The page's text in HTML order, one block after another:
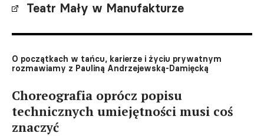
Teatr Mały w Manufakturze
O początkach w tańcu, karierze i życiu prywatnym
rozmawiamy z Pauliną Andrzejewską-Damięcką
Choreografia oprócz popisu
technicznych umiejętności musi coś
znaczyć